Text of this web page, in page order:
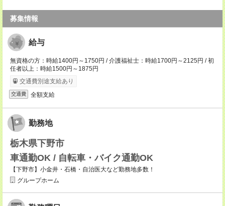
募集情報
給与
無資格の方：時給1400円～1750円 / 介護福祉士：時給1700円～2125円 / 初
任者以上：時給1500円～1875円
交通費別途支給あり
交通費 全額支給
勤務地
栃木県下野市
車通勤OK / 自転車・バイク通勤OK
【下野市】小金井・石橋・自治医大など勤務地多数！
グループホーム